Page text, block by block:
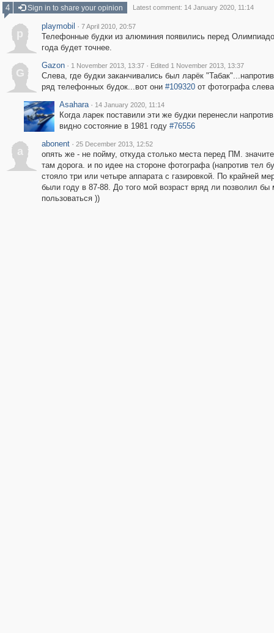
4
Sign in to share your opinion Latest comment: 14 January 2020, 11:14
p
playmobil · 7 April 2010, 20:57
Телефонные будки из алюминия появились перед
года будет точнее.
G
Gazon · 1 November 2013, 13:37 · Edited 1 November 2013, 13:37
Слева, где будки заканчивались был ларёк
ряд телефонных будок...вот они #109320от фотографа
Asahara · 14 January 2020, 11:14
Когда ларек поставили эти же будки перенесли
видно состояние в 1981 году #76556
a
abonent · 25 December 2013, 12:52
опять же - не пойму, откуда столько места перед ПМ.
там дорога. и по идее на стороне фотографа (напротив тел
стояло три или четыре аппарата с газировкой. По крайней
были году в 87-88. До того мой возраст вряд ли позволил бы
пользоваться ))